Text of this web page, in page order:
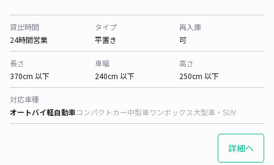
貸出時間
24時間営業
タイプ
平置き
再入庫
可
長さ
370cm 以下
車幅
240cm 以下
高さ
250cm 以下
対応車種
オートバイ軽自動車コンパクトカー中型車ワンボックス大型車・SUV
詳細へ